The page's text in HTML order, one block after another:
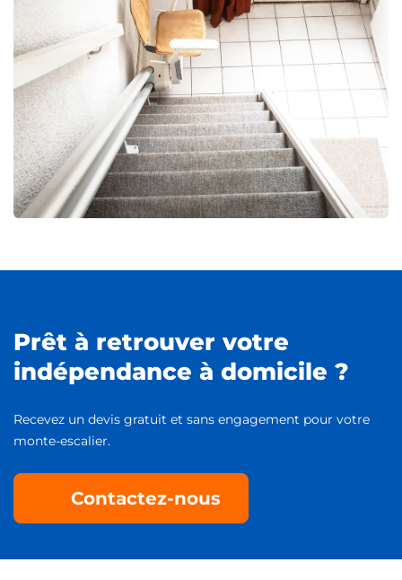
Prêt à retrouver votre
indépendance à domicile ?
Recevez un devis gratuit et sans engagement pour votre
monte-escalier.
Contactez-nous